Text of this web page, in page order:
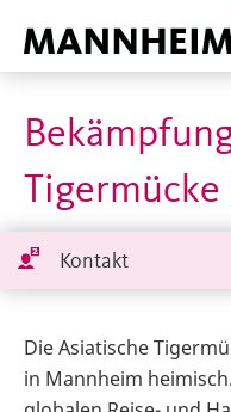
Kontakt
Die Asiatische
in Mannheim